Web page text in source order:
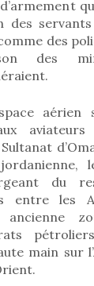
des
des
des
aérien
aviateurs
du
entre les
main sur